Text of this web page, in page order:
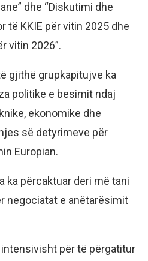
dhe “Diskutimi dhe
të KKIE për vitin 2025 dhe
vitin 2026”.
gjithë grupkapitujve ka
politike e besimit ndaj
ekonomike dhe
së detyrimeve për
Europian.
ka përcaktuar deri më tani
negociatat e anëtarësimit
për të përgatitur